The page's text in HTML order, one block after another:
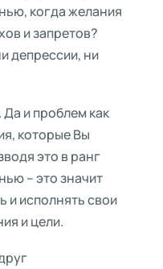
когда желания
и запретов?
депрессии, ни
и проблем как
которые Вы
это в ранг
– это значит
и исполнять свои
и цели.